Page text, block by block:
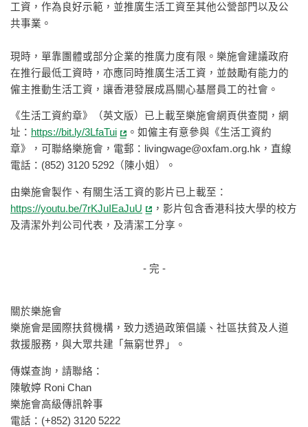
工資，作為良好示範，並推廣生活工資至其他公營部門以及公
共事業。
現時，單靠團體或部分企業的推廣力度有限。樂施會建議政府
在推行最低工資時，亦應同時推廣生活工資，並鼓勵有能力的
僱主推動生活工資，讓香港發展成爲關心基層員工的社會。
《生活工資約章》（英文版）已上載至樂施會網頁供查閱，網
址： https://bit.ly/3LfaTui
。如僱主有意參與《生活工資約
章》，可聯絡樂施會，電郵：
livingwage@oxfam.org.hk ，直線
電話：(852) 3120 5292（陳小姐）。
由樂施會製作、有關生活工資的影片已上載至：
https://youtu.be/7rKJuIEaJuU
，影片包含香港科技大學的校方
及清潔外判公司代表，及清潔工分享。
- 完 -
關於樂施會
樂施會是國際扶貧機構，致力透過政策倡議、社區扶貧及人道
救援服務，與大眾共建「無窮世界」。
傳媒查詢，請聯絡：
陳敏婷 Roni Chan
樂施會高級傳訊幹事
電話：(+852) 3120 5222